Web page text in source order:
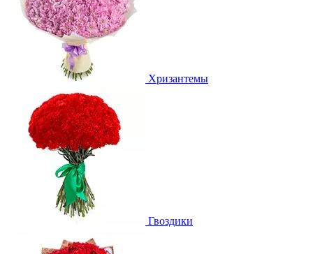
Хризантемы
Гвоздики